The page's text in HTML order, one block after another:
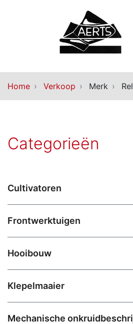
Home Verkoop Merk
Categorieën
Cultivatoren
Frontwerktuigen
Hooibouw
Klepelmaaier
Mechanische